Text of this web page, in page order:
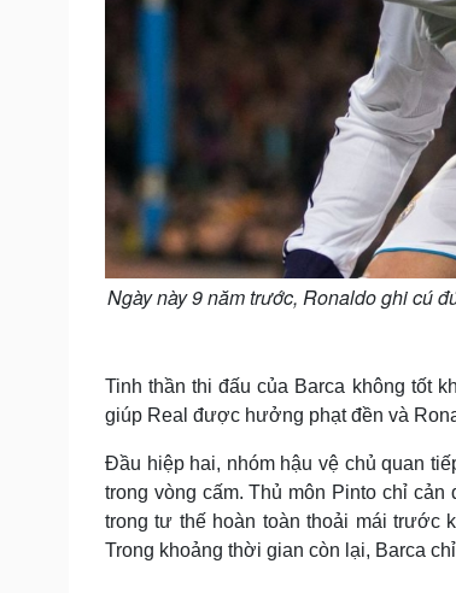
Ngày này 9 năm trước, Ronaldo ghi cú
Tinh thần thi đấu của Barca không tốt
giúp Real được hưởng phạt đền và
Đầu hiệp hai, nhóm hậu vệ chủ quan
trong vòng cấm. Thủ môn Pinto chỉ
trong tư thế hoàn toàn thoải mái trước
Trong khoảng thời gian còn lại, Barca